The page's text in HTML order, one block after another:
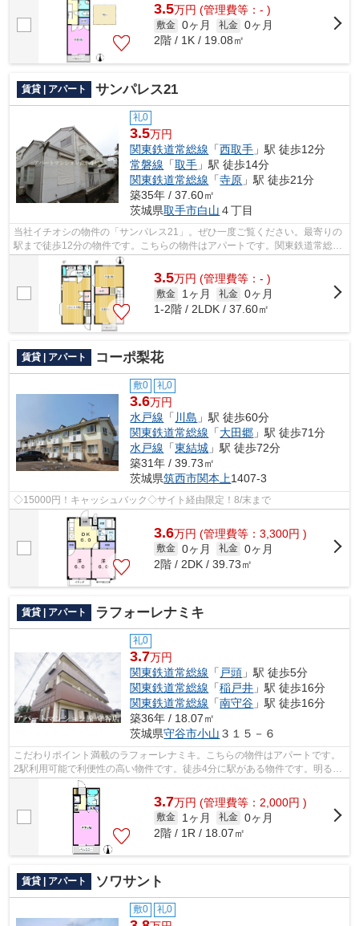
3.5万円 (管理費等：- )
敷金 0ヶ月 礼金 0ヶ月
2階 / 1K / 19.08㎡
賃貸 | アパート サンパレス21
礼0
3.5万円
関東鉄道常総線 「西取手 」駅 徒歩12分
常磐線 「取手 」駅 徒歩14分
関東鉄道常総線 「寺原 」駅 徒歩21分
築35年 / 37.60㎡
茨城県取手市白山 ４丁目
当社イチオシの物件の「サンパレス21」。ぜひ一度ご覧ください。最寄りの
駅まで徒歩12分の物件です。こちらの物件はアパートです。関東鉄道常総線
西取手近くで快適な住環境をお求めな...
3.5万円 (管理費等：- )
敷金 1ヶ月 礼金 0ヶ月
1-2階 / 2LDK / 37.60㎡
賃貸 | アパート コーポ梨花
敷0 礼0
3.6万円
水戸線 「 川島 」駅 徒歩60分
関東鉄道常総線 「大田郷 」駅 徒歩71分
水戸線 「東結城 」駅 徒歩72分
築31年 / 39.73㎡
茨城県筑西市関本上1407-3
◇15000円！キャッシュバック◇サイト経由限定！8/末まで
3.6万円 (管理費等：3,300円 )
敷金 0ヶ月 礼金 0ヶ月
2階 / 2DK / 39.73㎡
賃貸 | アパート ラフォーレナミキ
礼0
3.7万円
関東鉄道常総線 「 戸頭 」駅 徒歩5分
関東鉄道常総線 「稲戸井 」駅 徒歩16分
関東鉄道常総線 「南守谷 」駅 徒歩16分
築36年 / 18.07㎡
茨城県守谷市小山 ３１５－６
こだわりポイント満載のラフォーレナミキ。こちらの物件はアパートです。
2駅利用可能で利便性の高い物件です。徒歩4分に駅がある物件です。明るい
スタッフ、明るい店内。アパートマン...
3.7万円 (管理費等：2,000円 )
敷金 1ヶ月 礼金 0ヶ月
2階 / 1R / 18.07㎡
賃貸 | アパート ソワサント
敷0 礼0